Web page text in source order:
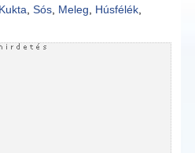
Kukta ,Sós Meleg Húsfélék